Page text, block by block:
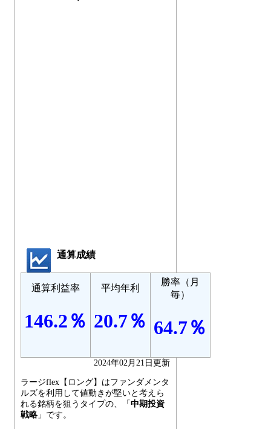
通算成績
通算利益率
146.2％
平均年利
20.7％
勝率（月
毎）
64.7％
2024年02月21日更新
ラージflex【ロング】はファンダメンタ
ルズを利用して値動きが堅いと考えら
れる銘柄を狙うタイプの、「 中期投資
戦略 」です。